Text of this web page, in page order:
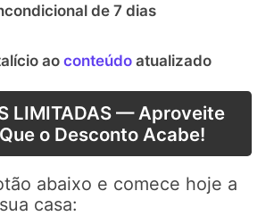
de 7 dias
ao conteúdoatualizado
LIMITADAS — Aproveite
o Desconto Acabe!
abaixo e comece hoje a
casa: